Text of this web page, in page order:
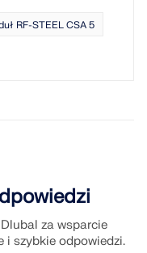
RF-STEEL CSA 5
za wsparcie
i szybkie odpowiedzi.